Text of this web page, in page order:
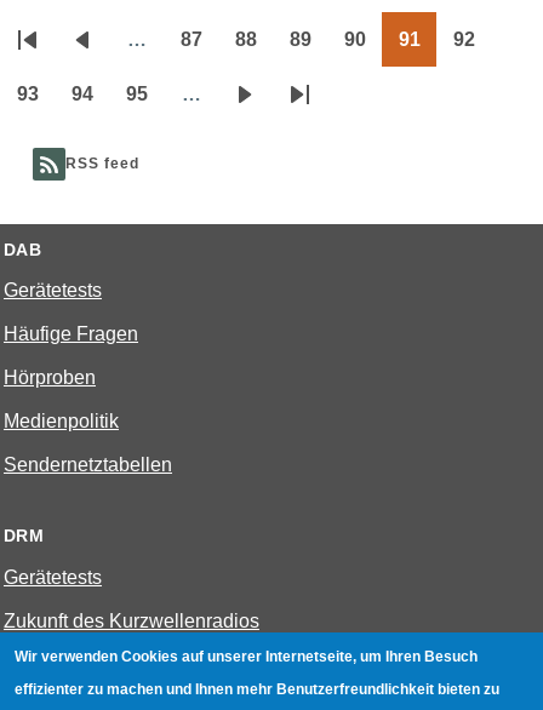
Seitennummerierung
Erste
Seite
Vorherige
Seite
… 87 88 89 90 91 92
93 94 95 …
NächsteLetzte
RSS feed
DAB
Gerätetests
Häufige Fragen
Hörproben
Medienpolitik
Sendernetztabellen
DRM
Gerätetests
Zukunft des Kurzwellenradios
W-LAN
Wir verwenden Cookies auf unserer Internetseite, um Ihren Besuch
effizienter zu machen und Ihnen mehr Benutzerfreundlichkeit bieten zu